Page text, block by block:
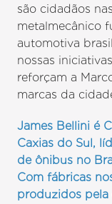
são cidadãos
metalmecânico
automotiva
nossas
reforçam a
marcas da
James Bellini é
Caxias do Sul,
de ônibus no
Com fábricas
produzidos pela